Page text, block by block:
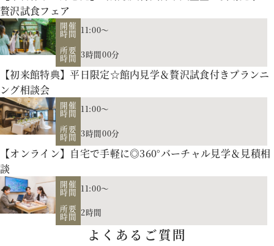
会場の説明、ご案内はもちろん、お二人の理想や希望、予算
をプロに相談しませんか。空き日程のご案内もさせていただき
ます。
【北海道フレンチ】北海道の契約生産者さん直送の食材を使
用。アーティストのライブやイベントでもケータリング実績を
持つ貴田岡シェフの試食をお楽しみください！
お二人のご招待人数や演出のご希望に合せた披露宴会場をご見
贅沢試食フェア
開催
時間 11:00～
所要
時間 3時間00分
【初来館特典】平日限定☆館内見学＆贅沢試食付きプランニ
ング相談会
開催
時間 11:00～
所要
時間 3時間00分
【オンライン】自宅で手軽に◎360°バーチャル見学＆見積相
談
開催
時間 11:00～
所要
時間 2時間
よくあるご質問